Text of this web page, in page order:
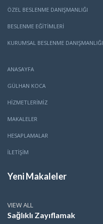
ÖZEL BESLENME DANIŞMANLIĞI
BESLENME EĞITIMLERI
KURUMSAL BESLENME DANIŞMANLIĞI
ANASAYFA
GÜLHAN KOCA
HİZMETLERİMİZ
MAKALELER
HESAPLAMALAR
İLETİŞİM
Yeni Makaleler
VIEW ALL
Sağlıklı Zayıflamak